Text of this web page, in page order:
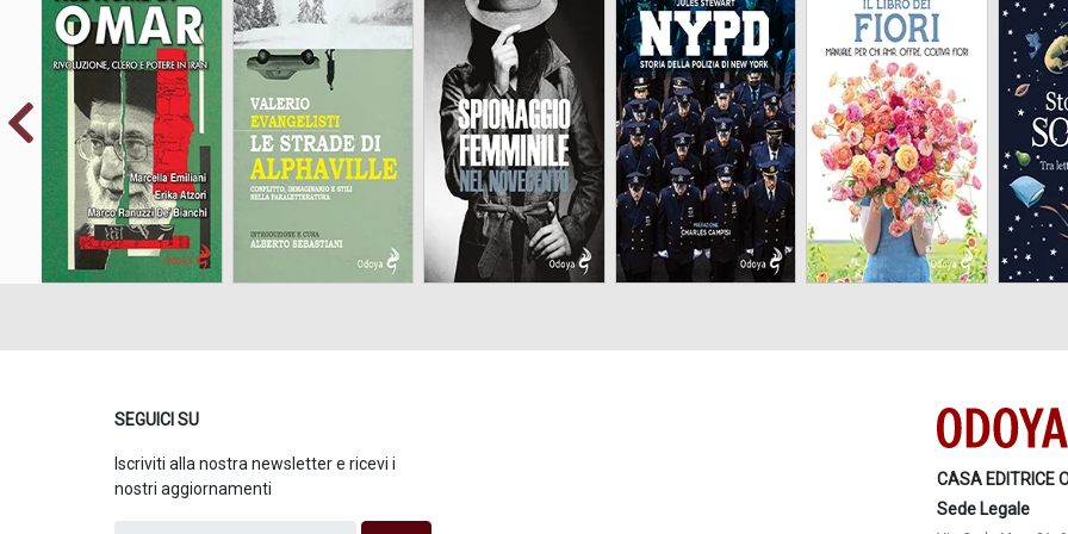
Rivoluzione, clero e
potere in Iran
Conflitto, immaginario
e stili nella
paraletteratura
Storia della Polizia di
New York
Manuale per chi ama,
offre, coltiva fiori
Tra
SEGUICI SU
Iscriviti alla nostra newsletter e ricevi i
nostri aggiornamenti
CASA EDITRICE
Sede Legale